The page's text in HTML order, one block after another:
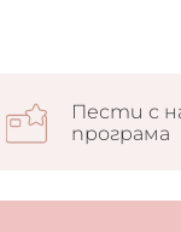
Пести с
програма